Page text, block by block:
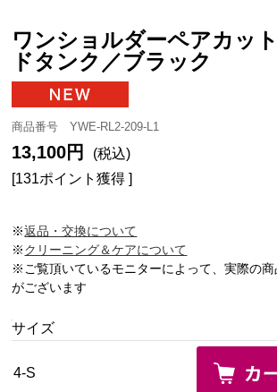
ワンショルダーペアカッ
ドタンク／ブラック
商品番号 YWE-RL2-209-L1
13,100円
(税込)
[131ポイント獲得 ]
※返品・交換について
※クリーニング＆ケアについて
※ご覧頂いているモニターによって、実際の
がございます
サイズ
4-S